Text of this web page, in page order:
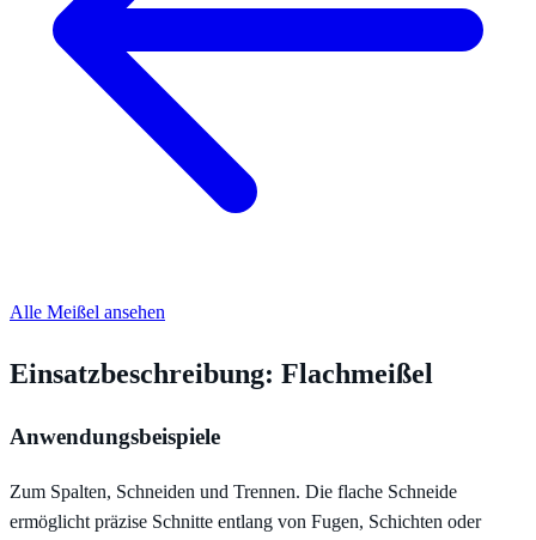
Alle Meißel ansehen
Einsatzbeschreibung: Flachmeißel
Anwendungsbeispiele
Zum Spalten, Schneiden und Trennen. Die flache Schneide
ermöglicht präzise Schnitte entlang von Fugen, Schichten oder